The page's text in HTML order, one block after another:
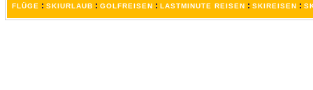
FLÜGE : SKIURLAUB : GOLFREISEN : LASTMINUTE REISEN : SKIREISEN :